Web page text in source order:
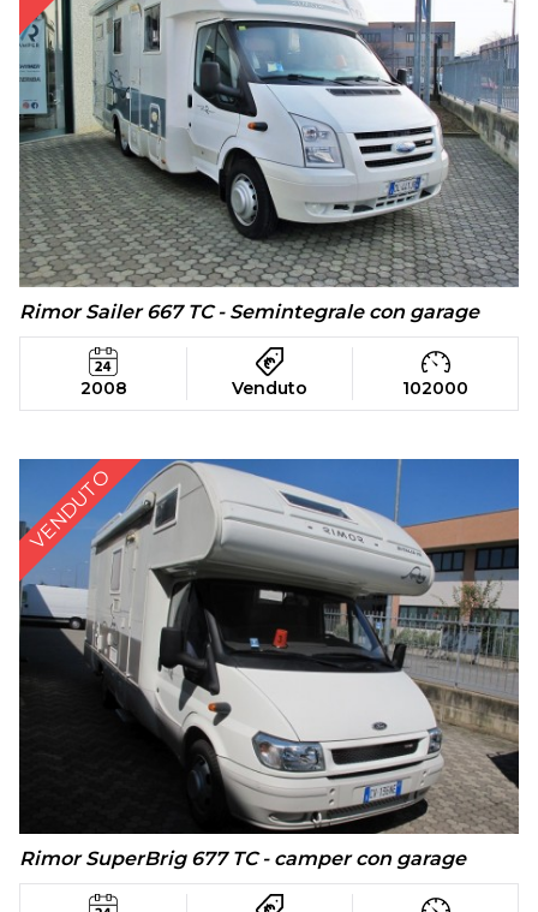
Rimor Sailer 667 TC - Semintegrale con garage
2008 Venduto 102000
VENDUTO
Rimor SuperBrig 677 TC - camper con garage